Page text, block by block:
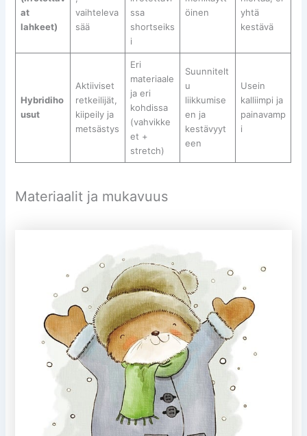
at
lahkeet)
vaihteleva
sää
ssa
shortseiks
i
öinen
yhtä
kestävä
Hybridiho
usut
Aktiiviset
retkeilijät,
kiipeily ja
metsästys
Eri
materiaale
ja eri
kohdissa
(vahvikke
et +
stretch)
Suunnitelt
u
liikkumise
en ja
kestävyyt
een
Usein
kalliimpi ja
painavamp
i
Materiaalit ja mukavuus